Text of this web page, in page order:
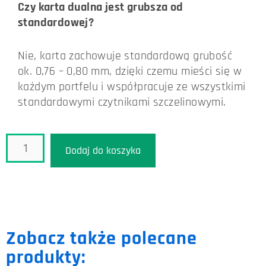
Czy karta dualna jest grubsza od
standardowej?
Nie, karta zachowuje standardową grubość
ok. 0,76 – 0,80 mm, dzięki czemu mieści się w
każdym portfelu i współpracuje ze wszystkimi
standardowymi czytnikami szczelinowymi.
Dodaj do koszyka
Zobacz także polecane
produkty: